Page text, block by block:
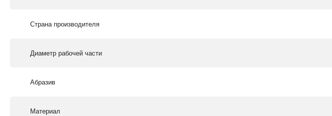
Страна производителя
Диаметр рабочей части
Абразив
Материал